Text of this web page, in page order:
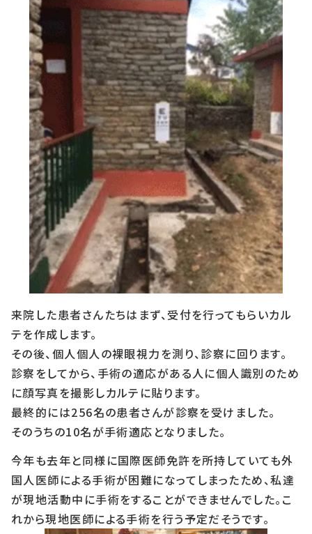
来院した患者さんたちはまず、受付を行ってもらいカル
テを作成します。
その後、個人個人の裸眼視力を測り、診察に回ります。
診察をしてから、手術の適応がある人に個人識別のため
に顔写真を撮影しカルテに貼ります。
最終的には256名の患者さんが診察を受けました。
そのうちの10名が手術適応となりました。
今年も去年と同様に国際医師免許を所持していても外
国人医師による手術が困難になってしまったため、私達
が現地活動中に手術をすることができませんでした。こ
れから現地医師による手術を行う予定だそうです。